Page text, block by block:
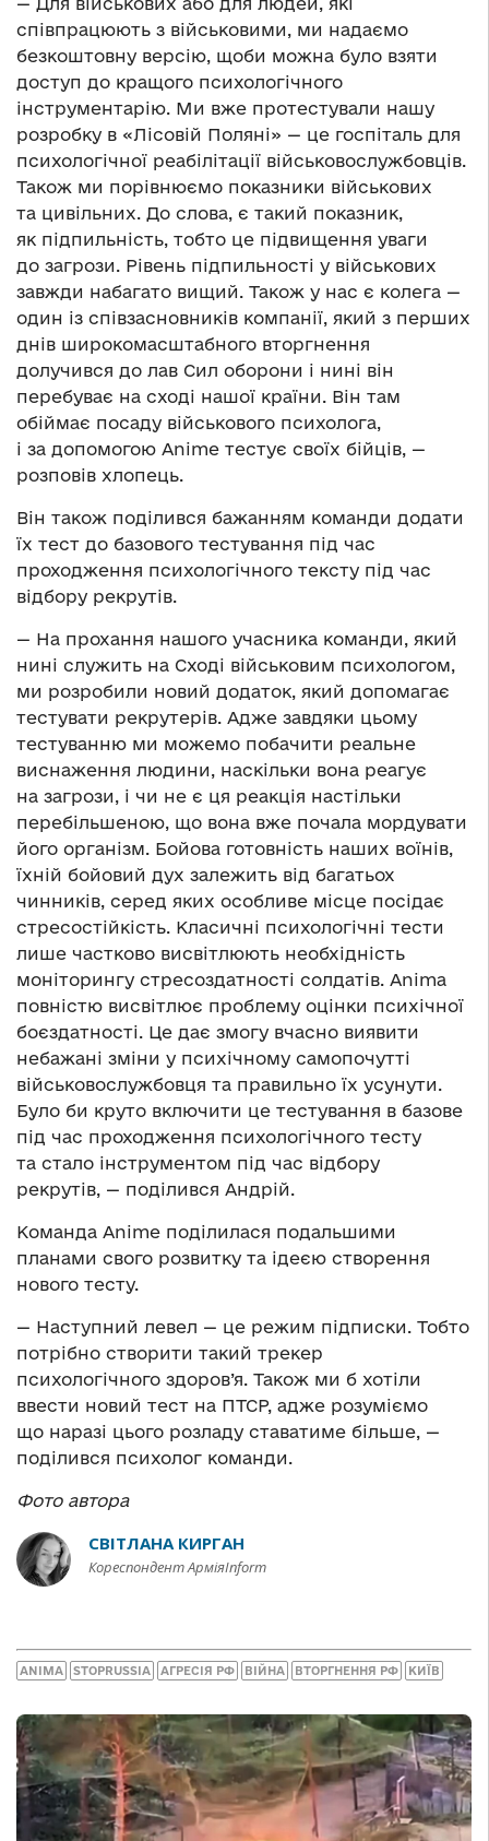
співпрацюють з військовими, ми надаємо
безкоштовну версію, щоби можна було взяти
доступ до кращого психологічного
інструментарію. Ми вже протестували нашу
розробку в «Лісовій Поляні» — це госпіталь для
психологічної реабілітації військовослужбовців.
Також ми порівнюємо показники військових
та цивільних. До слова, є такий показник,
як підпильність, тобто це підвищення уваги
до загрози. Рівень підпильності у військових
завжди набагато вищий. Також у нас є колега —
один із співзасновників компанії, який з перших
днів широкомасштабного вторгнення
долучився до лав Сил оборони і нині він
перебуває на сході нашої країни. Він там
обіймає посаду військового психолога,
і за допомогою Anime тестує своїх бійців, —
розповів хлопець.
Він також поділився бажанням команди додати
їх тест до базового тестування під час
проходження психологічного тексту під час
відбору рекрутів.
— На прохання нашого учасника команди, який
нині служить на Сході військовим психологом,
ми розробили новий додаток, який допомагає
тестувати рекрутерів. Адже завдяки цьому
тестуванню ми можемо побачити реальне
виснаження людини, наскільки вона реагує
на загрози, і чи не є ця реакція настільки
перебільшеною, що вона вже почала мордувати
його організм. Бойова готовність наших воїнів,
їхній бойовий дух залежить від багатьох
чинників, серед яких особливе місце посідає
стресостійкість. Класичні психологічні тести
лише частково висвітлюють необхідність
моніторингу стресоздатності солдатів. Anima
повністю висвітлює проблему оцінки психічної
боєздатності. Це дає змогу вчасно виявити
небажані зміни у психічному самопочутті
військовослужбовця та правильно їх усунути.
Було би круто включити це тестування в базове
під час проходження психологічного тесту
та стало інструментом під час відбору
рекрутів, — поділився Андрій.
Команда Anime поділилася подальшими
планами свого розвитку та ідеєю створення
нового тесту.
— Наступний левел — це режим підписки. Тобто
потрібно створити такий трекер
психологічного здоров’я. Також ми б хотіли
ввести новий тест на ПТСР, адже розуміємо
що наразі цього розладу ставатиме більше, —
поділився психолог команди.
Фото автора
СВІТЛАНА КИРГАН
Кореспондент АрміяInform
ANIMA STOPRUSSIA АГРЕСІЯ РФ ВІЙНА ВТОРГНЕННЯ РФ КИЇВ